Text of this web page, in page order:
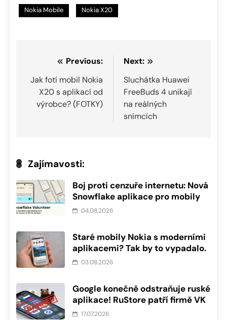
Nokia Mobile Nokia X20
Navigace
pro
příspěvek
Previous:
Jak fotí mobil Nokia
X20 s aplikací od
výrobce? (FOTKY)
Next:
Sluchátka Huawei
FreeBuds 4 unikají
na reálných
snímcích
Zajímavosti:
Boj proti cenzuře internetu: Nová
Snowflake aplikace pro mobily
04.08.2026
Staré mobily Nokia s moderními
aplikacemi? Tak by to vypadalo.
03.08.2026
Google konečně odstraňuje ruské
aplikace! RuStore patří firmě VK
17.07.2026